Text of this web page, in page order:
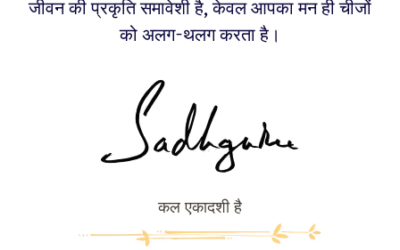
जीवन की प्रकृति समावेशी है, केवल आपका मन ही चीजों
को अलग-थलग करता है।
कल एकादशी है